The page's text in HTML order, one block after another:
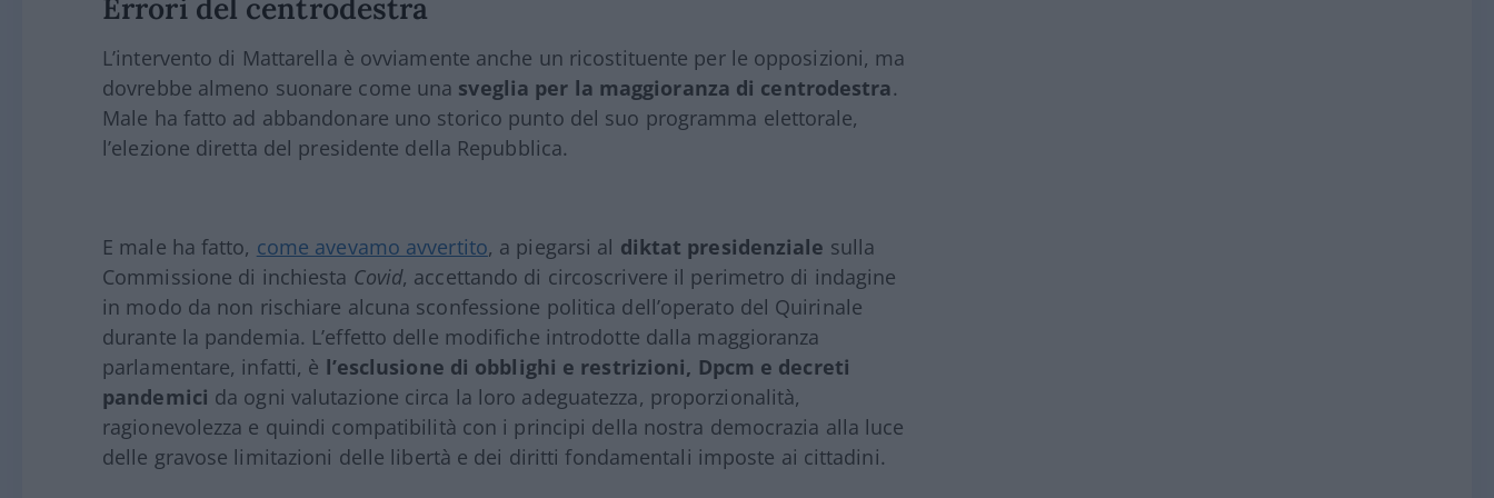
L’intervento di Mattarella è ovviamente anche un ricostituente per le opposizioni, ma
dovrebbe almeno suonare come una sveglia per la maggioranza di centrodestra.
Male ha fatto ad abbandonare uno storico punto del suo programma elettorale,
l’elezione diretta del presidente della Repubblica.
E male ha fatto, come avevamo avvertito, a piegarsi al diktat presidenziale sulla
Commissione di inchiesta Covid, accettando di circoscrivere il perimetro di indagine
in modo da non rischiare alcuna sconfessione politica dell’operato del Quirinale
durante la pandemia. L’effetto delle modifiche introdotte dalla maggioranza
parlamentare, infatti, è l’esclusione di obblighi e restrizioni, Dpcm e decreti
pandemici da ogni valutazione circa la loro adeguatezza, proporzionalità,
ragionevolezza e quindi compatibilità con i principi della nostra democrazia alla luce
delle gravose limitazioni delle libertà e dei diritti fondamentali imposte ai cittadini.